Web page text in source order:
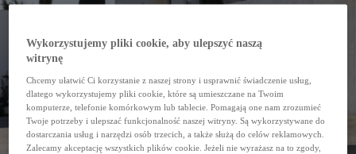
Wykorzystujemy pliki cookie, aby ulepszyć naszą
witrynę
Chcemy ułatwić Ci korzystanie z naszej strony i usprawnić świadczenie usług,
dlatego wykorzystujemy pliki cookie, które są umieszczane na Twoim
komputerze, telefonie komórkowym lub tablecie. Pomagają one nam zrozumieć
Twoje potrzeby i ulepszać funkcjonalność naszej witryny. Są wykorzystywane do
dostarczania usług i narzędzi osób trzecich, a także służą do celów reklamowych.
Zalecamy akceptację wszystkich plików cookie. Jeżeli nie wyrażasz na to zgody,